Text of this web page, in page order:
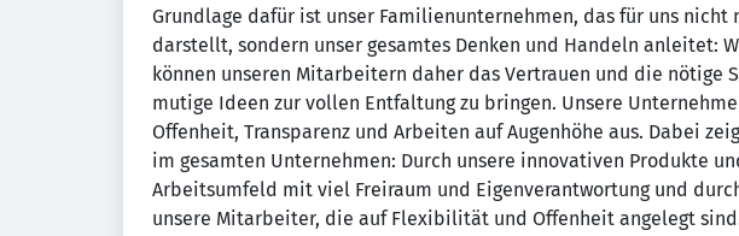
Grundlage dafür ist unser Familienunternehmen, das für uns nicht
darstellt, sondern unser gesamtes Denken und Handeln anleitet:
können unseren Mitarbeitern daher das Vertrauen und die nötige
mutige Ideen zur vollen Entfaltung zu bringen. Unsere
Offenheit, Transparenz und Arbeiten auf Augenhöhe aus. Dabei
im gesamten Unternehmen: Durch unsere innovativen Produkte
Arbeitsumfeld mit viel Freiraum und Eigenverantwortung und
unsere Mitarbeiter, die auf Flexibilität und Offenheit angelegt